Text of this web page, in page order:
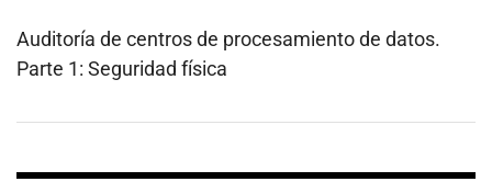
Auditoría de centros de procesamiento de datos.
Parte 1: Seguridad física